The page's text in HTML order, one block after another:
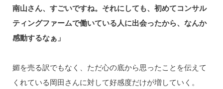
南山さん、すごいですね。それにしても、初めてコンサル
ティングファームで働いている人に出会ったから、なんか
感動するなぁ」
媚を売る訳でもなく、ただ心の底から思ったことを伝えて
くれている岡田さんに対して好感度だけが増していく。